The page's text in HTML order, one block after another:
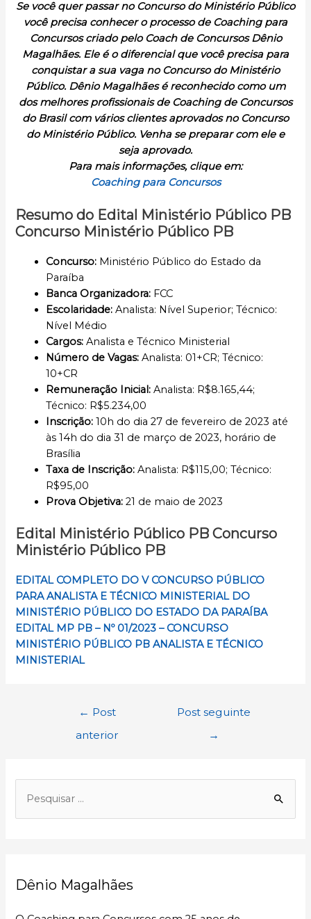
Se você quer passar no Concurso do Ministério Público
você precisa conhecer o processo de Coaching para
Concursos criado pelo Coach de Concursos Dênio
Magalhães. Ele é o diferencial que você precisa para
conquistar a sua vaga no Concurso do Ministério
Público. Dênio Magalhães é reconhecido como um
dos melhores profissionais de Coaching de Concursos
do Brasil com vários clientes aprovados no Concurso
do Ministério Público. Venha se preparar com ele e
seja aprovado.
Para mais informações, clique em:
Coaching para Concursos
Resumo do Edital Ministério Público PB
Concurso Ministério Público PB
Concurso: Ministério Público do Estado da
Paraíba
Banca Organizadora: FCC
Escolaridade: Analista: Nível Superior; Técnico:
Nível Médio
Cargos: Analista e Técnico Ministerial
Número de Vagas:Analista: 01+CR; Técnico:
10+CR
Remuneração Inicial : Analista: R$8.165,44;
Técnico: R$5.234,00
Inscrição: 10h do dia 27 de fevereiro de 2023 até
às 14h do dia 31 de março de 2023, horário de
Brasília
Taxa de Inscrição:Analista: R$115,00; Técnico:
R$95,00
Prova Objetiva: 21 de maio de 2023
Edital Ministério Público PB Concurso
Ministério Público PB
EDITAL COMPLETO DO V CONCURSO PÚBLICO
PARA ANALISTA E TÉCNICO MINISTERIAL DO
MINISTÉRIO PÚBLICO DO ESTADO DA PARAÍBA
EDITAL MP PB – Nº 01/2023 – CONCURSO
MINISTÉRIO PÚBLICO PB ANALISTA E TÉCNICO
MINISTERIAL
Navegação
← Post
anterior
Post seguinte
→
iDênio Magalhães